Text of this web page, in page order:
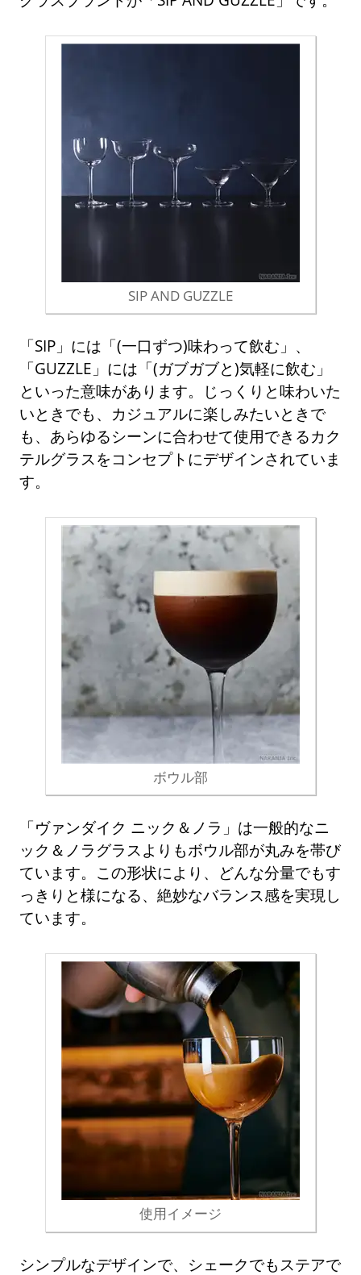
SIP AND GUZZLE
「SIP」には「(一口ずつ)味わって飲む」、
「GUZZLE」には「(ガブガブと)気軽に飲む」
といった意味があります。じっくりと味わいた
いときでも、カジュアルに楽しみたいときで
も、あらゆるシーンに合わせて使用できるカク
テルグラスをコンセプトにデザインされていま
す。
ボウル部
「ヴァンダイク ニック＆ノラ」は一般的なニ
ック＆ノラグラスよりもボウル部が丸みを帯び
ています。この形状により、どんな分量でもす
っきりと様になる、絶妙なバランス感を実現し
ています。
使用イメージ
シンプルなデザインで、シェークでもステアで